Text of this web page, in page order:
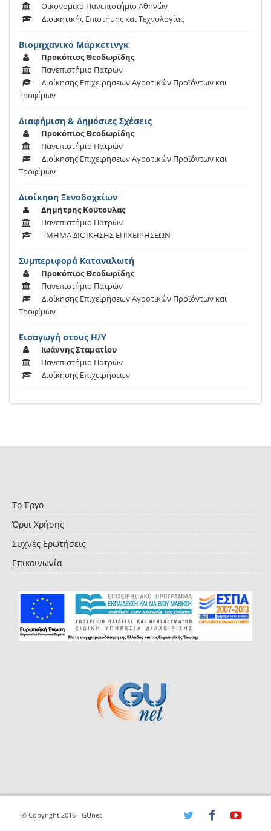
Οικονομικό Πανεπιστήμιο Αθηνών
Διοικητικής Επιστήμης και Τεχνολογίας
Βιομηχανικό Μάρκετινγκ
Προκόπιος Θεοδωρίδης
Πανεπιστήμιο Πατρών
Διοίκησης Επιχειρήσεων Αγροτικών Προϊόντων και
Τροφίμων
Διαφήμιση & Δημόσιες Σχέσεις
Προκόπιος Θεοδωρίδης
Πανεπιστήμιο Πατρών
Διοίκησης Επιχειρήσεων Αγροτικών Προϊόντων και
Τροφίμων
Διοίκηση Ξενοδοχείων
Δημήτρης Κούτουλας
Πανεπιστήμιο Πατρών
ΤΜΗΜΑ ΔΙΟΙΚΗΣΗΣ ΕΠΙΧΕΙΡΗΣΕΩΝ
Συμπεριφορά Καταναλωτή
Προκόπιος Θεοδωρίδης
Πανεπιστήμιο Πατρών
Διοίκησης Επιχειρήσεων Αγροτικών Προϊόντων και
Τροφίμων
Εισαγωγή στους Η/Υ
Ιωάννης Σταματίου
Πανεπιστήμιο Πατρών
Διοίκησης Επιχειρήσεων
Το Έργο
Όροι Χρήσης
Συχνές Ερωτήσεις
Επικοινωνία
© Copyright 2016 - GUnet